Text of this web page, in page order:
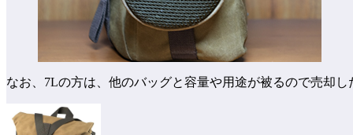
なお、7Lの方は、他のバッグと容量や用途が被るので売却し